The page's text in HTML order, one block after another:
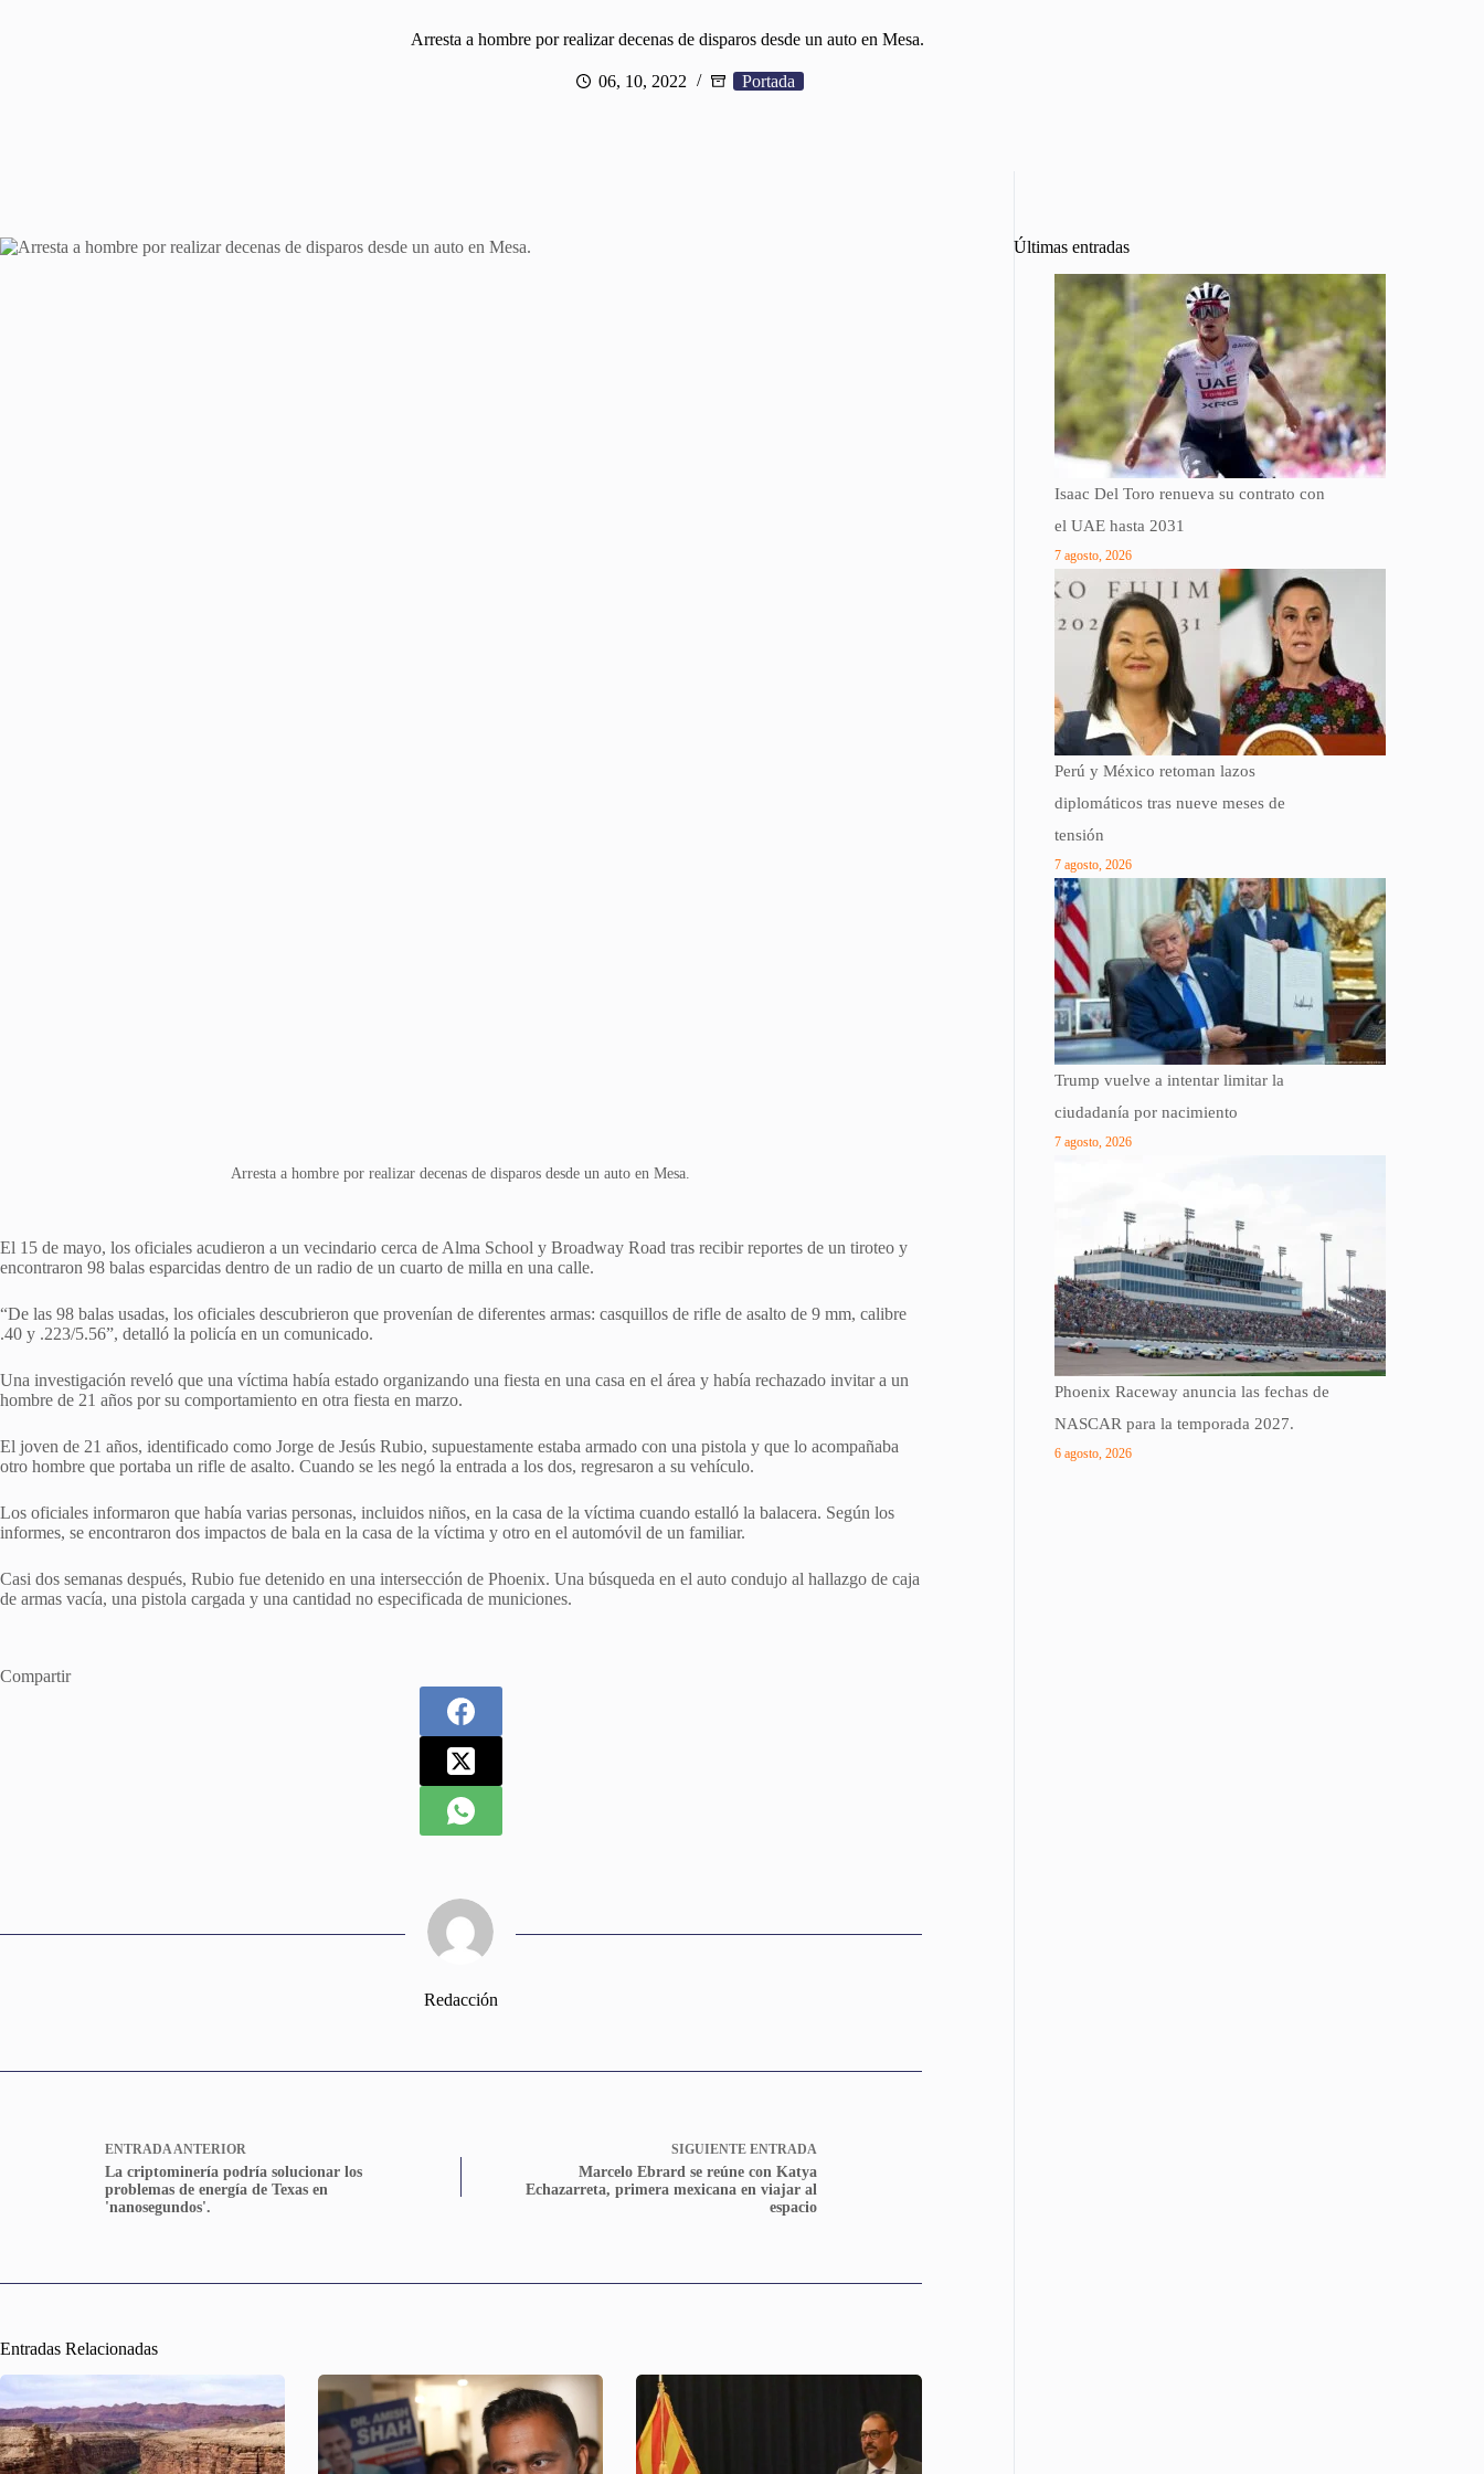
Arresta a hombre por realizar decenas de disparos desde un auto en Mesa.
06, 10, 2022 Portada
Arresta a hombre por realizar decenas de disparos desde un auto en Mesa.
El 15 de mayo, los oficiales acudieron a un vecindario cerca de Alma School y Broadway Road tras recibir reportes de un tiroteo y
encontraron 98 balas esparcidas dentro de un radio de un cuarto de milla en una calle.
“De las 98 balas usadas, los oficiales descubrieron que provenían de diferentes armas: casquillos de rifle de asalto de 9 mm, calibre
.40 y .223/5.56”, detalló la policía en un comunicado.
Una investigación reveló que una víctima había estado organizando una fiesta en una casa en el área y había rechazado invitar a un
hombre de 21 años por su comportamiento en otra fiesta en marzo.
El joven de 21 años, identificado como Jorge de Jesús Rubio, supuestamente estaba armado con una pistola y que lo acompañaba
otro hombre que portaba un rifle de asalto. Cuando se les negó la entrada a los dos, regresaron a su vehículo.
Los oficiales informaron que había varias personas, incluidos niños, en la casa de la víctima cuando estalló la balacera. Según los
informes, se encontraron dos impactos de bala en la casa de la víctima y otro en el automóvil de un familiar.
Casi dos semanas después, Rubio fue detenido en una intersección de Phoenix. Una búsqueda en el auto condujo al hallazgo de caja
de armas vacía, una pistola cargada y una cantidad no especificada de municiones.
Compartir
Redacción
ENTRADA ANTERIOR
La criptominería podría solucionar los
problemas de energía de Texas en
'nanosegundos'.
SIGUIENTE ENTRADA
Marcelo Ebrard se reúne con Katya
Echazarreta, primera mexicana en viajar al
espacio
Entradas Relacionadas
Últimas entradas
Isaac Del Toro renueva su contrato con
el UAE hasta 2031
7 agosto, 2026
Perú y México retoman lazos
diplomáticos tras nueve meses de
tensión
7 agosto, 2026
Trump vuelve a intentar limitar la
ciudadanía por nacimiento
7 agosto, 2026
Phoenix Raceway anuncia las fechas de
NASCAR para la temporada 2027.
6 agosto, 2026